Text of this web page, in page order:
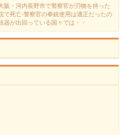
阪・河内長野市で警察官が刃物を持った
死亡-警察官の拳銃使用は適正だったの
が出回っている国々では・・